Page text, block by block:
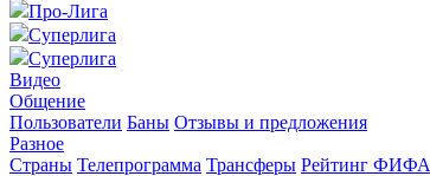
Про-Лига
Суперлига
Суперлига
Видео
Общение
Пользователи Баны Отзывы и предложения
Разное
Страны Телепрограмма Трансферы Рейтинг ФИФА